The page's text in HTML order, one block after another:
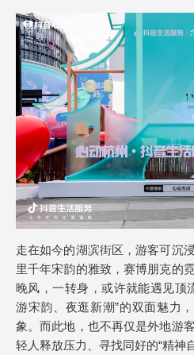
走在如今的湖滨街区，游客可沉
里千年宋韵的雅致，赛博朋克的
晚风，一转身，或许就能遇见顶
游宋韵、夜逛新潮”的双面魅力
象。而此地，也不再仅是外地游
轻人释放压力、寻找同好的“精神自